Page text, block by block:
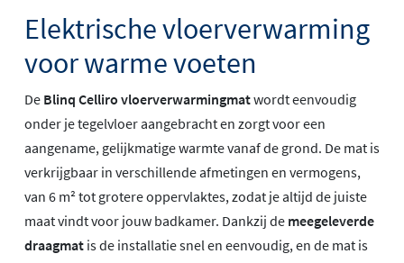
Elektrische vloerverwarming
voor warme voeten
De Blinq Celliro vloerverwarmingmatwordt eenvoudig
onder je tegelvloer aangebracht en zorgt voor een
aangename, gelijkmatige warmte vanaf de grond. De mat is
verkrijgbaar in verschillende afmetingen en vermogens,
van 6 m² tot grotere oppervlaktes, zodat je altijd de juiste
maat vindt voor jouw badkamer. Dankzij de meegeleverde
draagmat is de installatie snel en eenvoudig, en de mat is